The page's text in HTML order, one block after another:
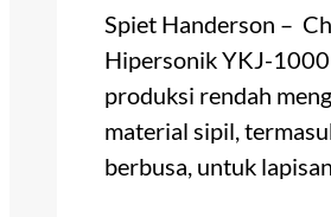
Spiet Handerson –
Hipersonik YKJ-1000
produksi rendah
material sipil,
berbusa, untuk